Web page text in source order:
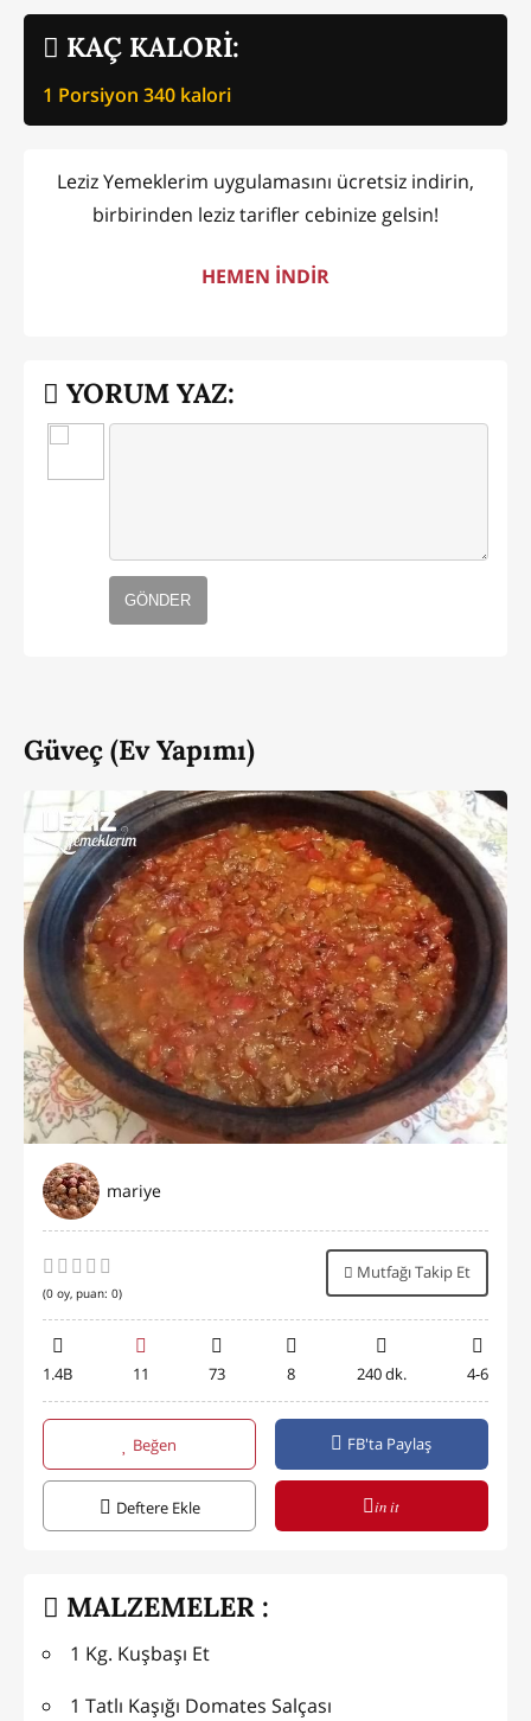
KAÇ KALORİ:
1 Porsiyon 340 kalori
Leziz Yemeklerim uygulamasını ücretsiz indirin,
birbirinden leziz tarifler cebinize gelsin!
HEMEN İNDİR
YORUM YAZ:
GÖNDER
Güveç (Ev Yapımı)
mariye
(0 oy, puan: 0)
Mutfağı Takip Et
1.4B 11 73 8 240 dk. 4-6
Beğen FB'ta Paylaş
Deftere Ekle in it
MALZEMELER :
1 Kg. Kuşbaşı Et
1 Tatlı Kaşığı Domates Salçası